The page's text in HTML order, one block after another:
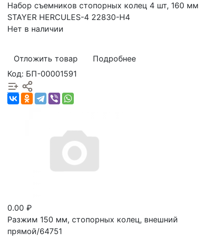
Набор съемников стопорных колец 4 шт, 160 мм
STAYER HERCULES-4 22830-H4
Нет в наличии
Отложить товар
Подробнее
Код: БП-00001591
0.00 ₽
Разжим 150 мм, стопорных колец, внешний
прямой/64751